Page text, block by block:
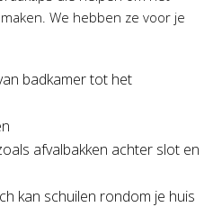
We hebben ze voor je
badkamer tot het
afvalbakken achter slot en
kan schuilen rondom je huis